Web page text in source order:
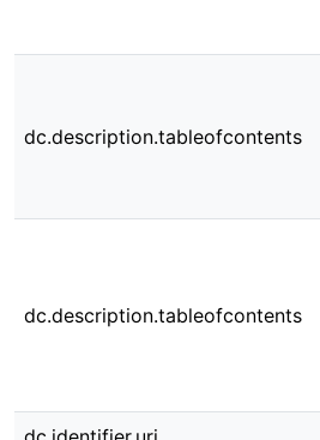
dc.description.tableofcontents
dc.description.tableofcontents